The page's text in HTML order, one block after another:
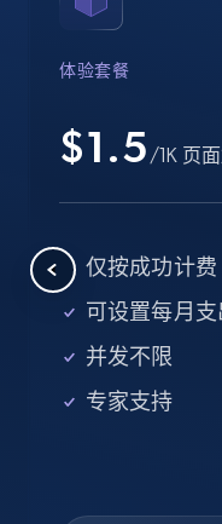
Name, URL, ID, Cb
Searching data
Name, URL, ID, Cb
Industries,
体验套餐
$1.5 /1K 页
仅按成功计费
可设置每月支
并发不限
专家支持